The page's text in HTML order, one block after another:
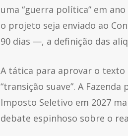
uma “guerra política” em
o projeto seja enviado ao
90 dias —, a definição das
A tática para aprovar o texto
“transição suave”. A
Imposto Seletivo em 2027
debate espinhoso sobre o